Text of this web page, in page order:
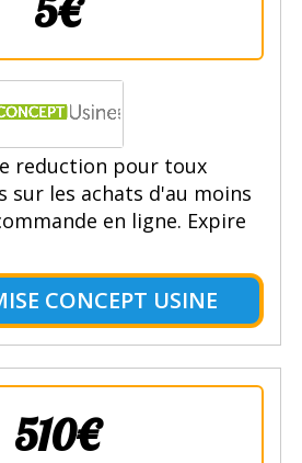
reduction pour toux
sur les achats d'au moins
en ligne. Expire
CONCEPT USINE
510€